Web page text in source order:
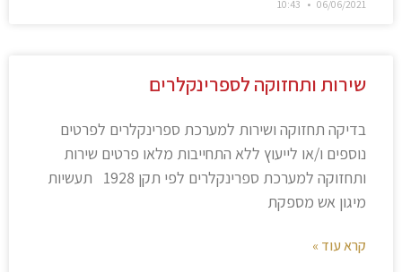
06/06/2021
שירות ותחזוקה לספרינקלרים
בדיקה תחזוקה ושירות למערכת ספרינקלרים לפרטים
נוספים ו/או לייעוץ ללא התחייבות מלאו פרטים שירות
ותחזוקה למערכת ספרינקלרים לפי תקן 1928 תעשיות
מיגון אש מספקת
קרא עוד »